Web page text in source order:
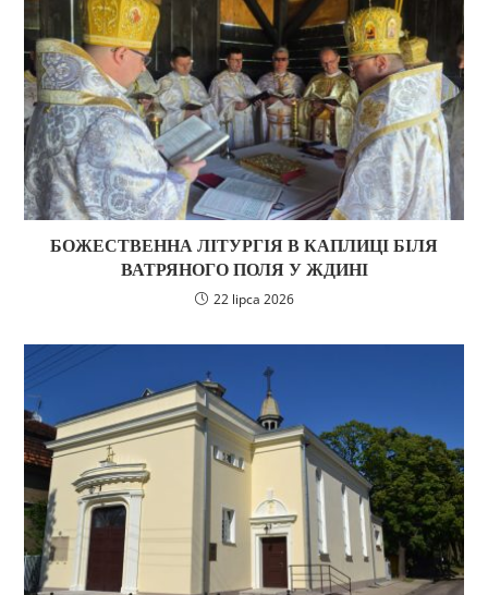
БОЖЕСТВЕННА ЛІТУРГІЯ В КАПЛИЦІ БІЛЯ
ВАТРЯНОГО ПОЛЯ У ЖДИНІ
22 lipca 2026